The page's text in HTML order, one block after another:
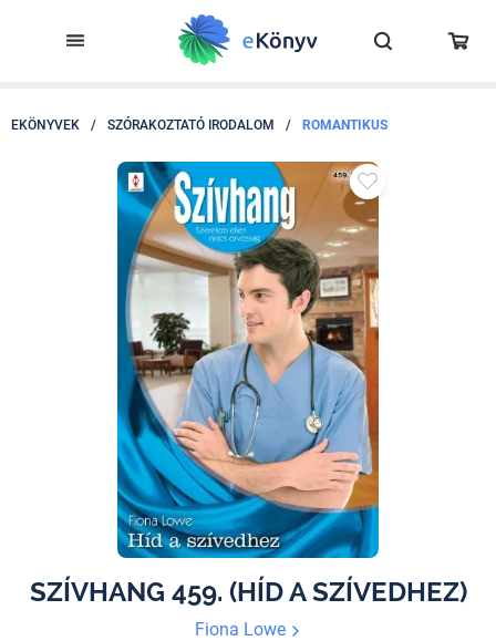
EKÖNYVEK / SZÓRAKOZTATÓ IRODALOM / ROMANTIKUS
SZÍVHANG 459. (HÍD A SZÍVEDHEZ)
Fiona Lowe